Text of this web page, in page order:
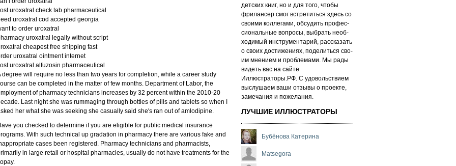
uroxatral check tab pharmaceutical
uroxatral cod accepted georgia
to order uroxatral
uroxatral legally without script
cheapest free shipping fast
uroxatral ointment internet
uroxatral alfuzosin pharmaceutical
degree will require no less than two years for completion, while a career study
can be completed in the matter of few months. Department of Labor, the
of pharmacy technicians increases by 32 percent within the 2010-20
Last night she was rummaging through bottles of pills and tablets so when I
her what she was seeking she casually said she's ran out of amlodipine.
you checked to determine if you are eligible for public medical insurance
With such technical up gradation in pharmacy there are various fake and
cases been registered. Pharmacy technicians and pharmacists,
in large retail or hospital pharmacies, usually do not have treatments for the
детских книг, но и для то­го, что­бы
фри­лан­сер смог встре­тить­ся здесь со
сво­ими кол­ле­га­ми, об­су­дить про­фес­
си­ональ­ные воп­ро­сы, выб­рать не­об­
хо­ди­мый инс­тру­мен­та­рий, расс­ка­зать
о сво­их дос­ти­же­ни­ях, по­де­лить­ся сво­
им мнением и проб­ле­ма­ми. Мы рады
ви­деть вас на сай­те
Иллюстраторы.РФ. С удо­воль­стви­ем
выс­лу­ша­ем ва­ши от­зы­вы о про­ек­те,
за­ме­ча­ни­я и по­же­ла­ни­я.
ЛУЧШИЕ ИЛЛЮСТРАТОРЫ
Бубёнова Катерина
Matsegora